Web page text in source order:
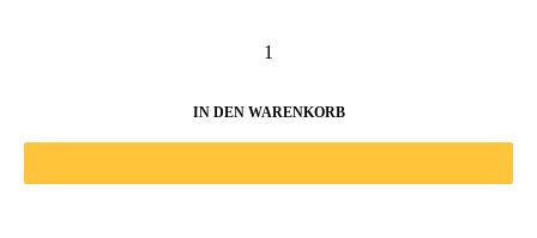
IN DEN WARENKORB